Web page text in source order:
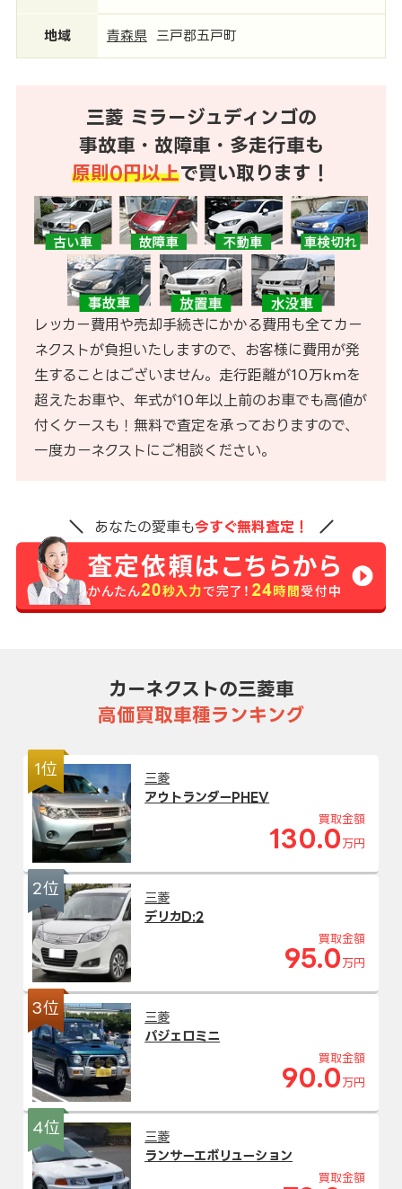
地域 青森県 三戸郡五戸町
三菱 ミラージュディンゴの
事故車・故障車・多走行車も
原則0円以上で買い取ります！
レッカー費用や売却手続きにかかる費用も全てカー
ネクストが負担いたしますので、お客様に費用が発
生することはございません。走行距離が10万kmを
超えたお車や、年式が10年以上前のお車でも高値が
付くケースも！無料で査定を承っておりますので、
一度カーネクストにご相談ください。
あなたの愛車も今すぐ無料査定！
カーネクストの三菱車
高価買取車種ランキング
1位
三菱
アウトランダーPHEV
買取金額
130.0 万円
2位
三菱
デリカD:2
買取金額
95.0 万円
3位
三菱
パジェロミニ
買取金額
90.0 万円
4位
三菱
ランサーエボリューション
買取金額